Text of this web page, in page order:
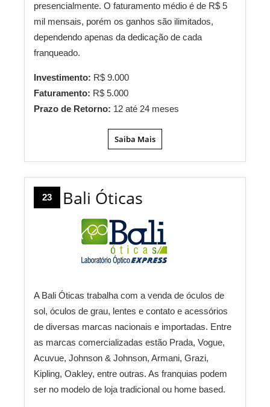
presencialmente. O faturamento médio é de R$ 5
mil mensais, porém os ganhos são ilimitados,
dependendo apenas da dedicação de cada
franqueado.
Investimento: R$ 9.000
Faturamento: R$ 5.000
Prazo de Retorno: 12 até 24 meses
Saiba Mais
23 Bali Óticas
A Bali Óticas trabalha com a venda de óculos de
sol, óculos de grau, lentes e contato e acessórios
de diversas marcas nacionais e importadas. Entre
as marcas comercializadas estão Prada, Vogue,
Acuvue, Johnson & Johnson, Armani, Grazi,
Kipling, Oakley, entre outras. As franquias podem
ser no modelo de loja tradicional ou home based.